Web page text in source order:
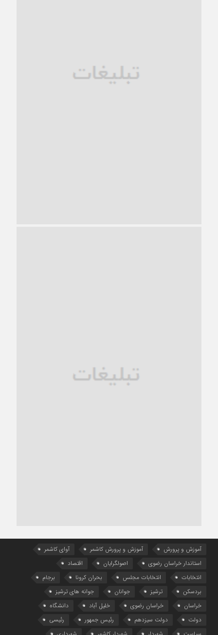
آموزش و پرورش آموزش و پرورش کاشمر
آوای کاشمر
استاندار خراسان رضوی
اصولگرایان
اقتصاد
انتخابات
انتخابات مجلس بحران کرونا
برجام
بردسکن
ترشیز جوانان
جوانه های ترشیز
خراسان
خراسان رضوی خلیل آباد
دانشگاه
دولت
دولت سیزدهم رئیس جمهور
رئیسی